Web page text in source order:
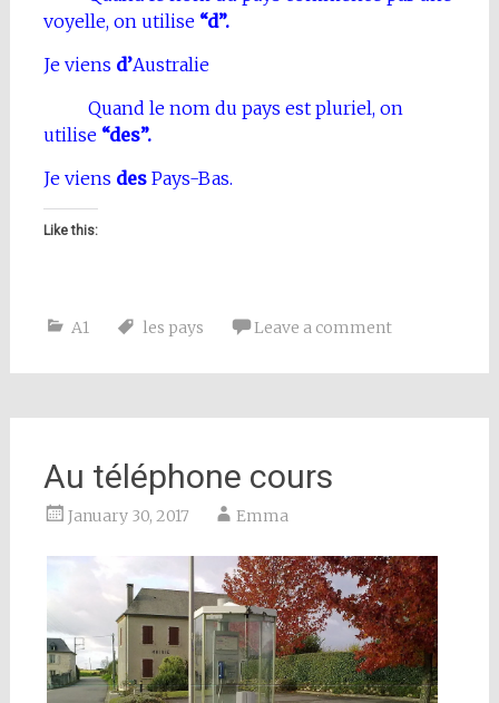
voyelle, on utilise “d”.
Je viens d’Australie
Quand le nom du pays est pluriel, on
utilise “des”.
Je viens desPays-Bas.
Like this:
A1 les pays Leave a comment
Au téléphone cours
January 30, 2017 Emma